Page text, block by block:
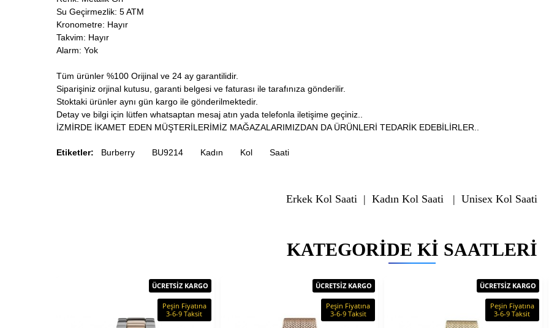
Su Geçirmezlik: 5 ATM
Kronometre: Hayır
Takvim: Hayır
Alarm: Yok
Tüm ürünler %100 Orijinal ve 24 ay garantilidir.
Siparişiniz orjinal kutusu, garanti belgesi ve faturası ile tarafınıza gönderilir.
Stoktaki ürünler aynı gün kargo ile gönderilmektedir.
Detay ve bilgi için lütfen whatsaptan mesaj atın yada telefonla iletişime geçiniz..
İZMİRDE İKAMET EDEN MÜŞTERİLERİMİZ MAĞAZALARIMIZDAN DA ÜRÜNLERİ TEDARİK EDEBİLİRLER..
Etiketler: Burberry BU9214 Kadın Kol Saati
Erkek Kol Saati | Kadın Kol Saati | Unisex Kol Saati
KATEGORIDE KI SAATLERI
ÜCRETSİZ KARGO
Peşin Fiyatına
3-6-9 Taksit
ÜCRETSİZ KARGO
Peşin Fiyatına
3-6-9 Taksit
ÜCRETSİZ KARGO
Peşin Fiyatına
3-6-9 Taksit